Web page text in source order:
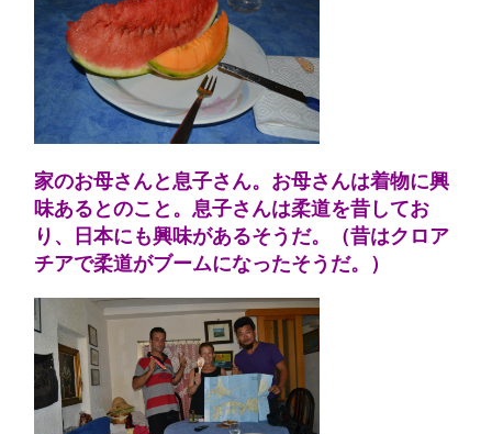
家のお母さんと息子さん。お母さんは着物に興
味あるとのこと。息子さんは柔道を昔してお
り、日本にも興味があるそうだ。（昔はクロア
チアで柔道がブームになったそうだ。）